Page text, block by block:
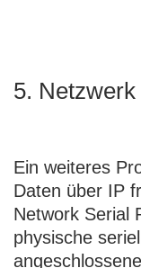
5.
Ein weiteres
Daten über IP
Network Serial
physische